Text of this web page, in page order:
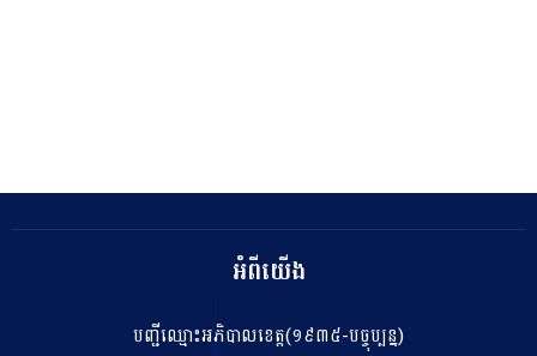
អំពីយើង
បញ្ជីឈ្មោះអភិបាលខេត្ត(១៩៣៥-បច្ចុប្បន្ន)